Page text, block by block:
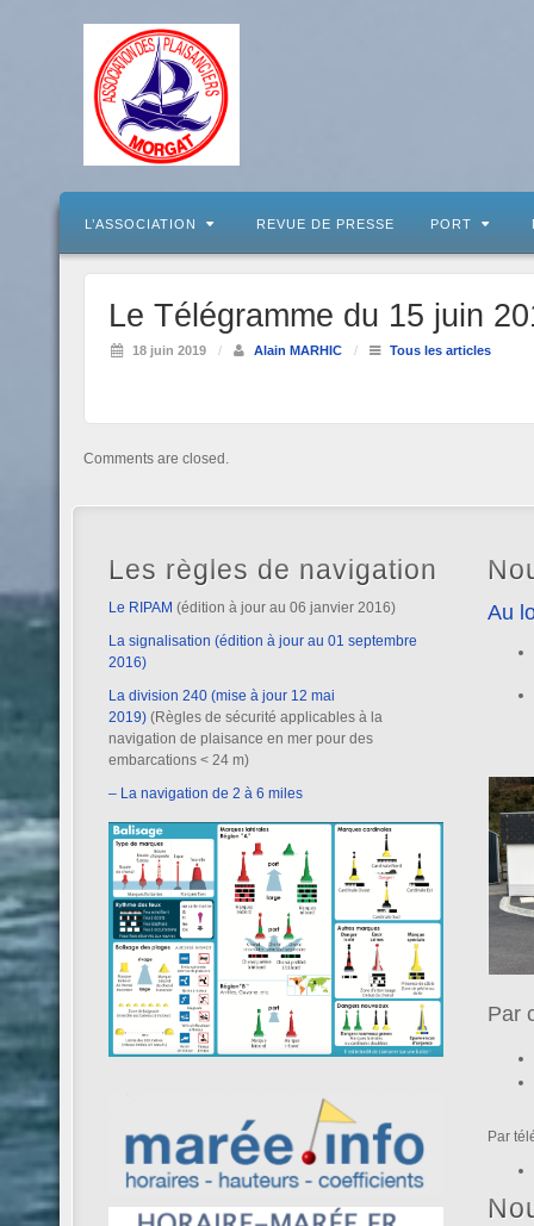
L’ASSOCIATION REVUE DE PRESSE PORT
Le Télégramme du 15 juin
18 juin 2019 / Alain MARHIC / Tous les articles
Comments are closed.
Les règles de navigation
Le RIPAM (édition à jour au 06 janvier 2016)
La signalisation (édition à jour au 01 septembre
2016)
La division 240 (mise à jour 12 mai
2019) (Règles de sécurité applicables à la
navigation de plaisance en mer pour des
embarcations < 24 m)
– La navigation de 2 à 6 miles
Au
Par
Par